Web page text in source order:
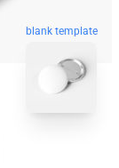
blank template